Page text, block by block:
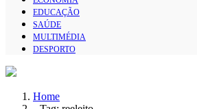
EDUCAÇÃO
SAÚDE
MULTIMÉDIA
DESPORTO
Home